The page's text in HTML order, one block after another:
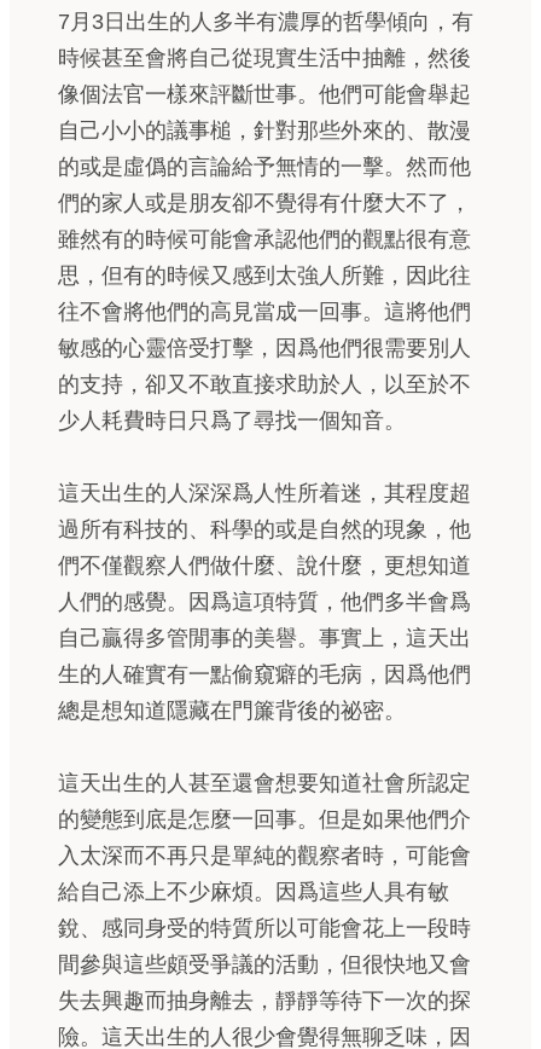
7月3日出生的人多半有濃厚的哲學傾向，有
時候甚至會將自己從現實生活中抽離，然後
像個法官一樣來評斷世事。他們可能會舉起
自己小小的議事槌，針對那些外來的、散漫
的或是虛僞的言論給予無情的一擊。然而他
們的家人或是朋友卻不覺得有什麼大不了，
雖然有的時候可能會承認他們的觀點很有意
思，但有的時候又感到太強人所難，因此往
往不會將他們的高見當成一回事。這將他們
敏感的心靈倍受打擊，因爲他們很需要別人
的支持，卻又不敢直接求助於人，以至於不
少人耗費時日只爲了尋找一個知音。
這天出生的人深深爲人性所着迷，其程度超
過所有科技的、科學的或是自然的現象，他
們不僅觀察人們做什麼、說什麼，更想知道
人們的感覺。因爲這項特質，他們多半會爲
自己贏得多管閒事的美譽。事實上，這天出
生的人確實有一點偷窺癖的毛病，因爲他們
總是想知道隱藏在門簾背後的祕密。
這天出生的人甚至還會想要知道社會所認定
的變態到底是怎麼一回事。但是如果他們介
入太深而不再只是單純的觀察者時，可能會
給自己添上不少麻煩。因爲這些人具有敏
銳、感同身受的特質所以可能會花上一段時
間參與這些頗受爭議的活動，但很快地又會
失去興趣而抽身離去，靜靜等待下一次的探
險。這天出生的人很少會覺得無聊乏味，因